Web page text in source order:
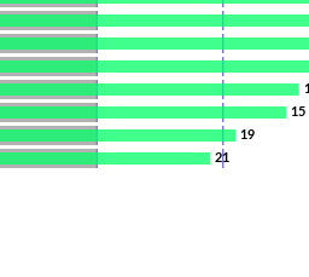
15
19
21